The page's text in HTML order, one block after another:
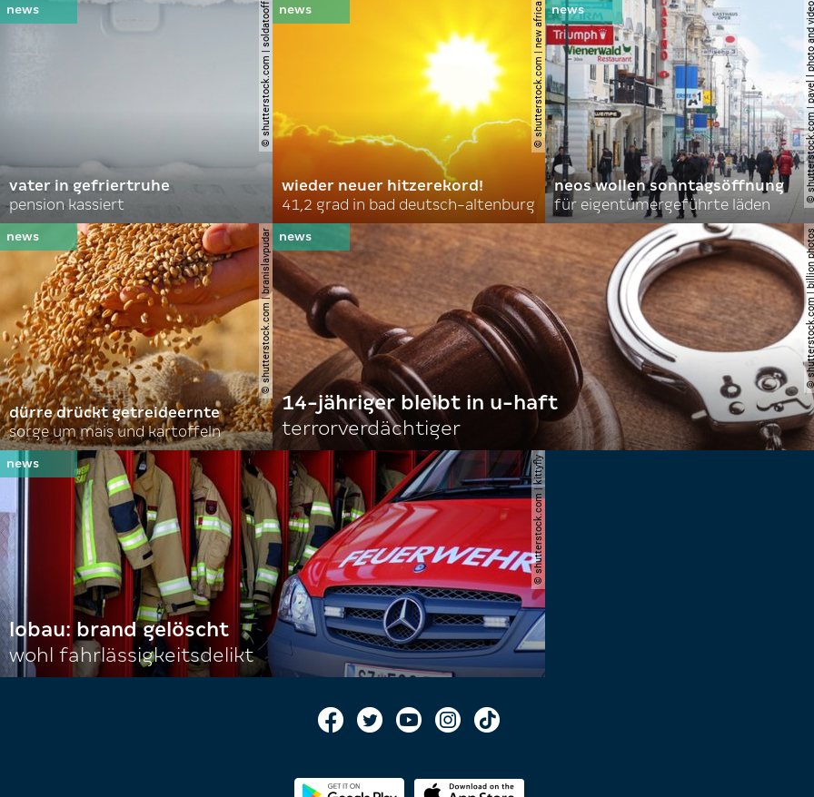
© shutterstock.com | soldatooff
vater in gefriertruhe
pension kassiert
© shutterstock.com | new africa
wieder neuer hitzerekord!
41,2 grad in bad deutsch-altenburg
©
neos wollen sonntagsöffnung
für eigentümergeführte läden
© shutterstock.com | branislavpudar
dürre drückt getreideernte
sorge um mais und kartoffeln
©
14-jähriger bleibt in u-haft
terrorverdächtiger
© shutterstock.com | kittyfly
lobau: brand gelöscht
wohl fahrlässigkeitsdelikt